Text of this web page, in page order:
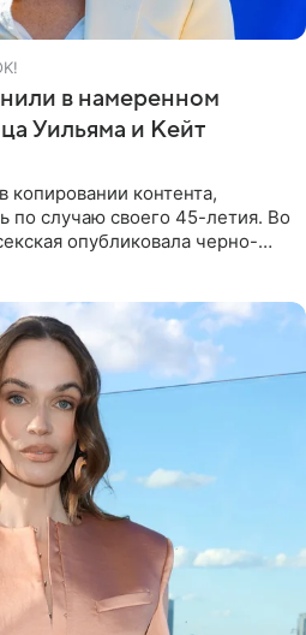
в намеренном
Уильяма и Кейт
контента,
по случаю своего 45-летия. Во
опубликовала черно-